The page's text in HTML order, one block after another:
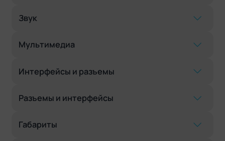
Звук
Мультимедиа
Интерфейсы и разъемы
Разъемы и интерфейсы
Габариты